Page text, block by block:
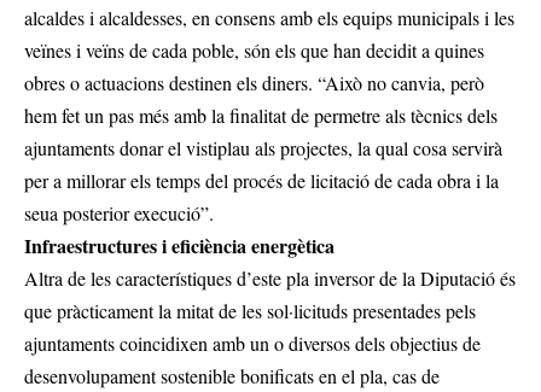
alcaldes i alcaldesses, en consens amb els equips municipals i les
veïnes i veïns de cada poble, són els que han decidit a quines
obres o actuacions destinen els diners. “Això no canvia, però
hem fet un pas més amb la finalitat de permetre als tècnics dels
ajuntaments donar el vistiplau als projectes, la qual cosa servirà
per a millorar els temps del procés de licitació de cada obra i la
seua posterior execució”.
Infraestructures i eficiència energètica
Altra de les característiques d’este pla inversor de la Diputació és
que pràcticament la mitat de les sol·licituds presentades pels
ajuntaments coincidixen amb un o diversos dels objectius de
desenvolupament sostenible bonificats en el pla, cas de